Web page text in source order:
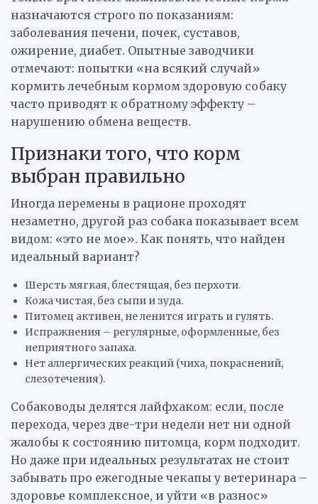
назначаются строго по показаниям:
заболевания печени, почек, суставов,
ожирение, диабет. Опытные заводчики
отмечают: попытки «на всякий случай»
кормить лечебным кормом здоровую собаку
часто приводят к обратному эффекту –
нарушению обмена веществ.
Признаки того, что корм
выбран правильно
Иногда перемены в рационе проходят
незаметно, другой раз собака показывает всем
видом: «это не мое». Как понять, что найден
идеальный вариант?
Шерсть мягкая, блестящая, без перхоти.
Кожа чистая, без сыпи и зуда.
Питомец активен, не ленится играть и гулять.
Испражнения – регулярные, оформленные, без
неприятного запаха.
Нет аллергических реакций (чиха, покраснений,
слезотечения).
Собаководы делятся лайфхаком: если, после
перехода, через две-три недели нет ни одной
жалобы к состоянию питомца, корм подходит.
Но даже при идеальных результатах не стоит
забывать про ежегодные чекапы у ветеринара –
здоровье комплексное, и уйти «в разнос»